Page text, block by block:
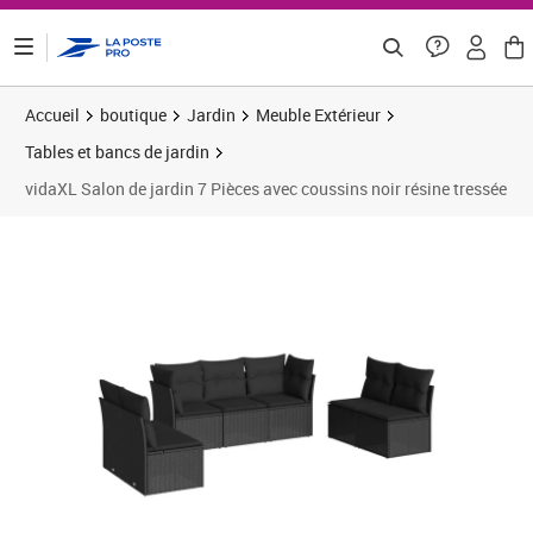
Accueil boutique Jardin
Meuble Extérieur
Tables et bancs de jardin
vidaXL Salon de jardin 7 Pièces avec coussins noir résine tressée